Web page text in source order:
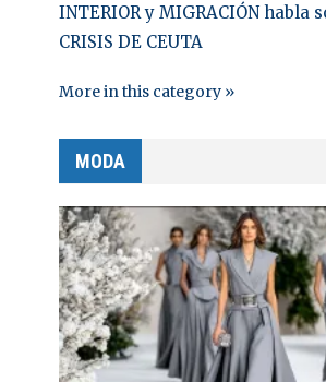
INTERIOR y MIGRACIÓN habla
CRISIS DE CEUTA
More in this category »
MODA